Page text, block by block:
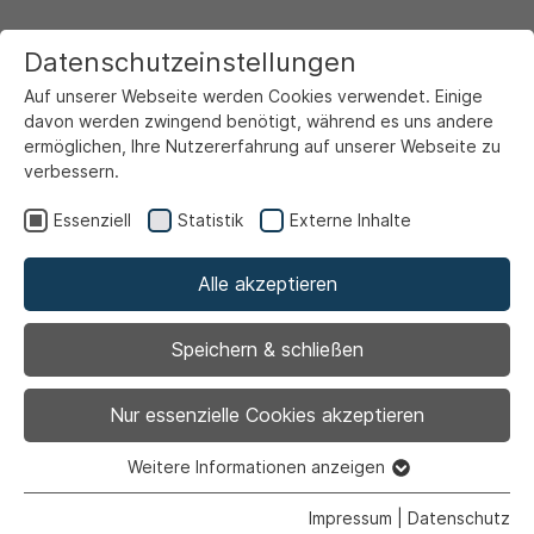
Integrationsrat
|Politik | Rathaus
Datenschutzeinstellungen
Auf unserer Webseite werden Cookies verwendet. Einige
davon werden zwingend benötigt, während es uns andere
ermöglichen, Ihre Nutzererfahrung auf unserer Webseite zu
verbessern.
Essenziell Statistik Externe Inhalte
Alle akzeptieren
Speichern & schließen
Nur essenzielle Cookies akzeptieren
Essenzielle Cookies werden für grundlegende Funktionen
Weitere Informationen anzeigen
Impressum Datenschutz